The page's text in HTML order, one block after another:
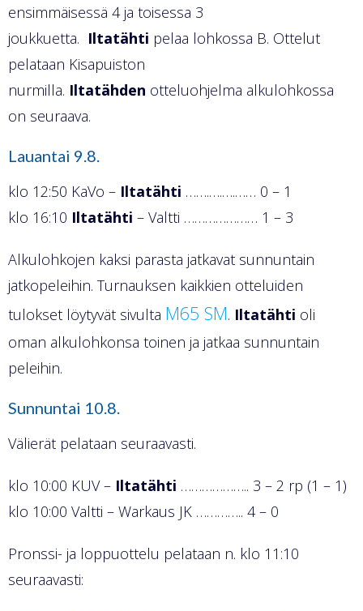
ensimmäisessä 4 ja toisessa 3
joukkuetta. Iltatähti pelaa lohkossa B. Ottelut
pelataan Kisapuiston
nurmilla. Iltatähden otteluohjelma alkulohkossa
on seuraava.
Lauantai 9.8.
klo 12:50 KaVo – Iltatähti …….….….…… 0 – 1
klo 16:10 Iltatähti – Valtti ………………… 1 – 3
Alkulohkojen kaksi parasta jatkavat sunnuntain
jatkopeleihin. Turnauksen kaikkien otteluiden
tulokset löytyvät sivulta M65 SM. Iltatähti oli
oman alkulohkonsa toinen ja jatkaa sunnuntain
peleihin.
Sunnuntai 10.8.
Välierät pelataan seuraavasti.
klo 10:00 KUV – Iltatähti ……………….. 3 – 2 rp (1 – 1)
klo 10:00 Valtti – Warkaus JK ………….. 4 – 0
Pronssi- ja loppuottelu pelataan n. klo 11:10
seuraavasti: